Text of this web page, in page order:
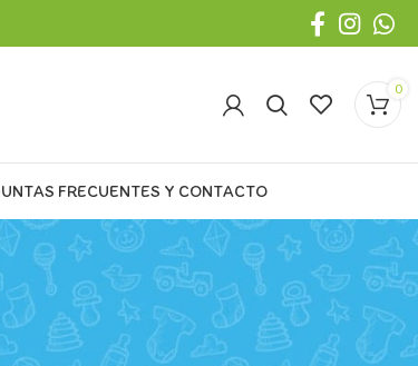
0
FRECUENTES Y CONTACTO